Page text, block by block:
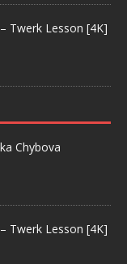
Twerk Lesson [4K]
Chybova
Twerk Lesson [4K]